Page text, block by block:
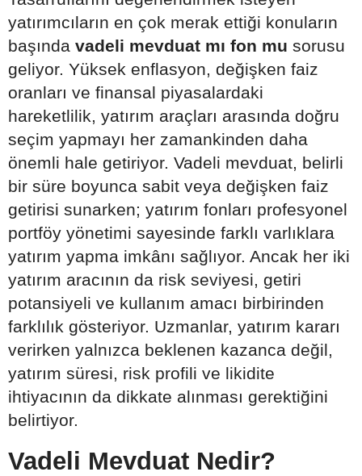
yatırımcıların en çok merak ettiği konuların
başında vadeli mevduat mı fon mu sorusu
geliyor. Yüksek enflasyon, değişken faiz
oranları ve finansal piyasalardaki
hareketlilik, yatırım araçları arasında doğru
seçim yapmayı her zamankinden daha
önemli hale getiriyor. Vadeli mevduat, belirli
bir süre boyunca sabit veya değişken faiz
getirisi sunarken; yatırım fonları profesyonel
portföy yönetimi sayesinde farklı varlıklara
yatırım yapma imkânı sağlıyor. Ancak her iki
yatırım aracının da risk seviyesi, getiri
potansiyeli ve kullanım amacı birbirinden
farklılık gösteriyor. Uzmanlar, yatırım kararı
verirken yalnızca beklenen kazanca değil,
yatırım süresi, risk profili ve likidite
ihtiyacının da dikkate alınması gerektiğini
belirtiyor.
Vadeli Mevduat Nedir?